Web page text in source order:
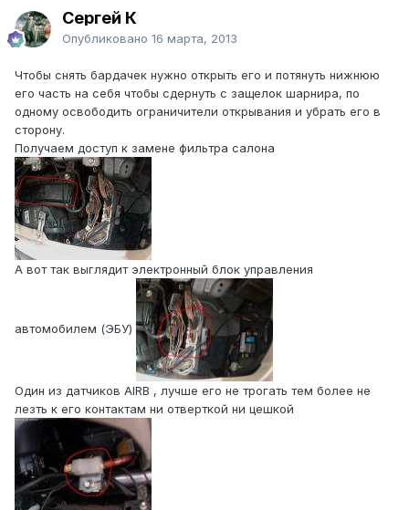
Сергей К
Опубликовано 16 марта, 2013
Чтобы снять бардачек нужно открыть его и потянуть нижнюю
его часть на себя чтобы сдернуть с защелок шарнира, по
одному освободить ограничители открывания и убрать его в
сторону.
Получаем доступ к замене фильтра салона
А вот так выглядит электронный блок управления
автомобилем (ЭБУ)
Один из датчиков AIRB , лучше его не трогать тем более не
лезть к его контактам ни отверткой ни цешкой